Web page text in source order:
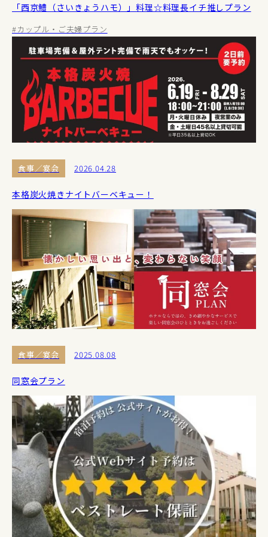
「西京鱧（さいきょうハモ）」料理☆料理長イチ推しプラン
#カップル・ご夫婦プラン
食事／宴会 2026.04.28
本格炭火焼きナイトバーベキュー！
食事／宴会 2025.08.08
同窓会プラン